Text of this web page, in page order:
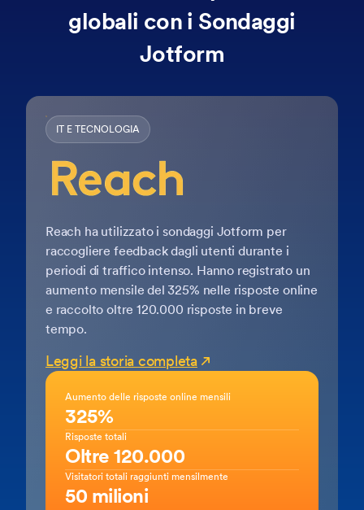
globali con i Sondaggi
Jotform
IT E TECNOLOGIA
Reach ha utilizzato i sondaggi Jotform per
raccogliere feedback dagli utenti durante i
periodi di traffico intenso. Hanno registrato un
aumento mensile del 325% nelle risposte online
e raccolto oltre 120.000 risposte in breve
tempo.
Leggi la storia completa
Aumento delle risposte online mensili
325%
Risposte totali
Oltre 120.000
Visitatori totali raggiunti mensilmente
50 milioni